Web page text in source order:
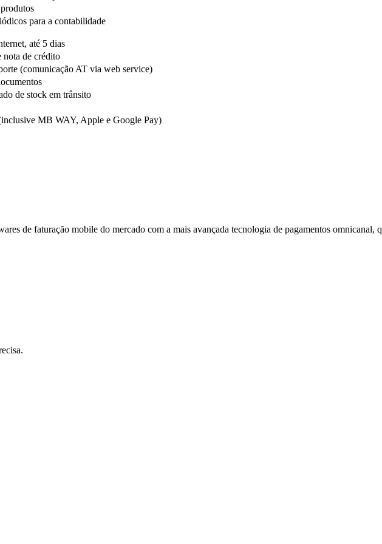
para a contabilidade
até 5 dias
nota de crédito
(comunicação AT via web service)
de stock em trânsito
MB WAY, Apple e Google Pay)
de faturação mobile do mercado com a mais avançada tecnologia de pagamentos omnicanal,